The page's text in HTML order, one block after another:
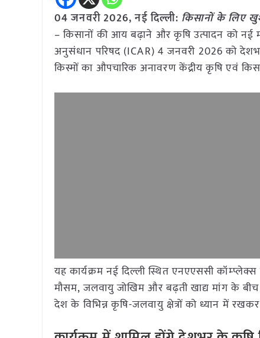
04 जनवरी2026,नई दिल्ली: किसानों के लिए
– किसानों की आय बढ़ाने और कृषि उत्पादन को नई
अनुसंधान परिषद (ICAR) 4 जनवरी 2026 को
किस्मों का औपचारिक अनावरण केंद्रीय कृषि एवं
यह कार्यक्रम नई दिल्ली स्थित एनएएससी
मौसम, जलवायु जोखिम और बढ़ती खाद्य मांग के
देश के विभिन्न कृषि-जलवायु क्षेत्रों को ध्यान में